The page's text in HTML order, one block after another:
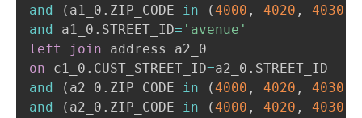
and
( a1_0 . ZIP_CODE in (4000 , 4020 , 4030
and
a1_0 . STREET_ID= 'avenue'
left
join
on c1_0 . CUST_STREET_ID=a2_0 .
and
( a2_0 . ZIP_CODE in (4000 , 4020 , 4030
and
( a2_0 . ZIP_CODE in (4000 , 4020 , 4030